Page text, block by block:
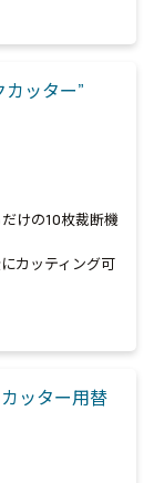
ッター”
けの10枚裁断機
カッティング可
ッター用替